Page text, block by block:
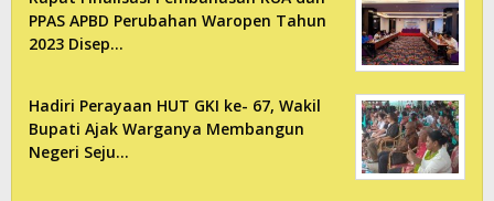
PPAS APBD Perubahan Waropen Tahun
2023 Disep…
Hadiri Perayaan HUT GKI ke- 67, Wakil
Bupati Ajak Warganya Membangun
Negeri Seju…